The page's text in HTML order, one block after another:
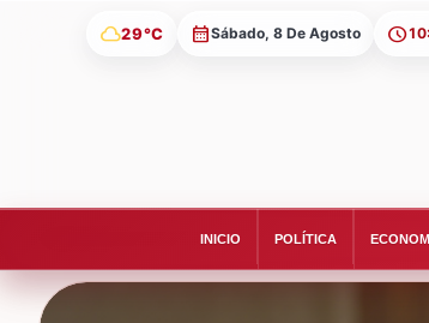
cloud29°C Sábado, 8 De Agosto
INICIO POLÍTICA